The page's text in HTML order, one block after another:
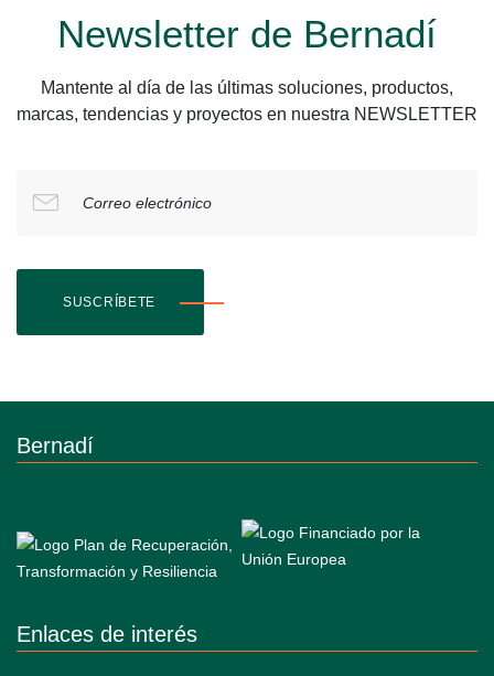
Newsletter de Bernadí
Mantente al día de las últimas soluciones, productos,
marcas, tendencias y proyectos en nuestra NEWSLETTER
Correo electrónico
SUSCRÍBETE
Bernadí
Enlaces de interés